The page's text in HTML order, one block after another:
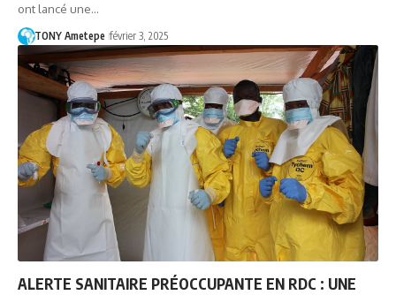
ont lancé une…
TONY Ametepe février 3, 2025
ALERTE SANITAIRE PRÉOCCUPANTE EN RDC : UNE